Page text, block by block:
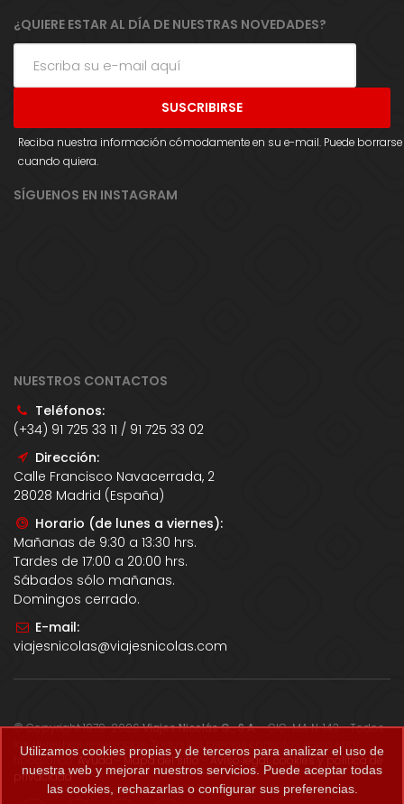
¿QUIERE ESTAR AL DÍA DE NUESTRAS NOVEDADES?
Reciba nuestra información cómodamente en su e-mail. Puede borrarse
cuando quiera.
SÍGUENOS EN INSTAGRAM
NUESTROS CONTACTOS
Teléfonos:
(+34) 91 725 33 11 / 91 725 33 02
Dirección:
Calle Francisco Navacerrada, 2
28028 Madrid (España)
Horario (de lunes a viernes):
Mañanas de 9:30 a 13:30 hrs.
Tardes de 17:00 a 20:00 hrs.
Sábados sólo mañanas.
Domingos cerrado.
E-mail:
viajesnicolas@viajesnicolas.com
© Copyright 1979-2026Viajes Nicolás G., S.A.- CIC-MA N. 143 - Todos
los derechos reservados. Todos los precios correctos salvo error
tipográfico. Ayuda-Mapa del sitio -Aviso legal, cookies y política de
privacidad.
Utilizamos cookies propias y de terceros para analizar el uso de
nuestra web y mejorar nuestros servicios. Puede aceptar todas
las cookies, rechazarlas o configurar sus preferencias.